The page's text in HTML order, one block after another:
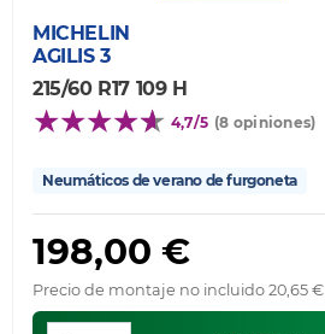
MICHELIN
AGILIS 3
215/60 R17 109 H
4,7/5 (8 opiniones)
Neumáticos de verano de furgoneta
198,00 €
Precio de montaje no incluido 20,65 €